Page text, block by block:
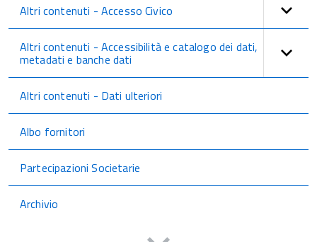
Altri contenuti - Accesso Civico
Altri contenuti - Accessibilità e catalogo dei dati,
metadati e banche dati
Altri contenuti - Dati ulteriori
Albo fornitori
Partecipazioni Societarie
Archivio